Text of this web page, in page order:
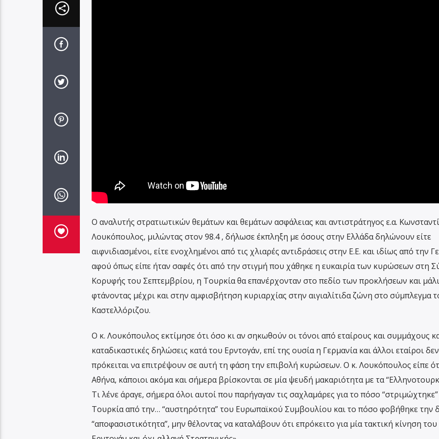
Ο αναλυτής στρατιωτικών θεμάτων και θεμάτων ασφάλειας και αντιστράτηγος ε.α.
Λουκόπουλος, μιλώντας στον 98.4 , δήλωσε έκπληξη με όσους στην Ελλάδα δηλώνουν είτε
αιφνιδιασμένοι, είτε ενοχλημένοι από τις χλιαρές αντιδράσεις στην Ε.Ε. και ιδίως από την
αφού όπως είπε ήταν σαφές ότι από την στιγμή που χάθηκε η ευκαιρία των κυρώσεων στη
Κορυφής του Σεπτεμβρίου, η Τουρκία θα επανέρχονταν στο πεδίο των προκλήσεων και
φτάνοντας μέχρι και στην αμφισβήτηση κυριαρχίας στην αιγιαλίτιδα ζώνη στο σύμπλεγμα
Καστελλόριζου.
Ο κ. Λουκόπουλος εκτίμησε ότι όσο κι αν σηκωθούν οι τόνοι από εταίρους και συμμάχους
καταδικαστικές δηλώσεις κατά του Ερντογάν, επί της ουσία η Γερμανία και άλλοι εταίροι δεν
πρόκειται να επιτρέψουν σε αυτή τη φάση την επιβολή κυρώσεων. Ο κ. Λουκόπουλος είπε
Αθήνα, κάποιοι ακόμα και σήμερα βρίσκονται σε μία ψευδή μακαριότητα με τα
Τι λένε άραγε, σήμερα όλοι αυτοί που παρήγαγαν τις σαχλαμάρες για το πόσο
Τουρκία από την… “αυστηρότητα” του Ευρωπαϊκού Συμβουλίου και το πόσο φοβήθηκε την
“αποφασιστικότητα”, μην θέλοντας να καταλάβουν ότι επρόκειτο για μία τακτική κίνηση του